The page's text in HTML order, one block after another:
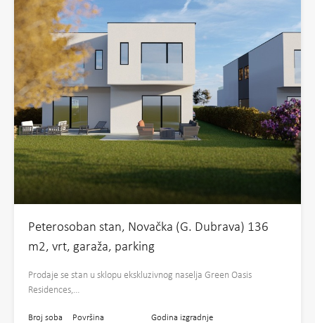
Peterosoban stan, Novačka (G. Dubrava) 136
m2, vrt, garaža, parking
Prodaje se stan u sklopu ekskluzivnog naselja Green Oasis
Residences,…
Broj soba Površina Godina izgradnje